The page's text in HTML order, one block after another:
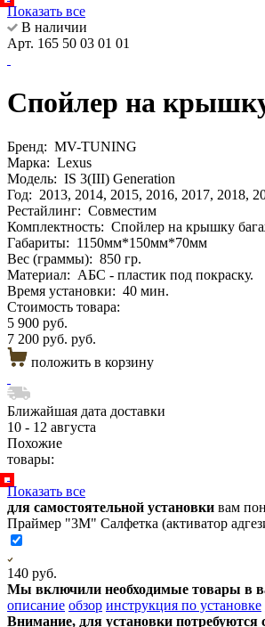
Показать все
В наличии
Арт. 165 50 03 01 01
Спойлер на
Бренд: MV-TUNING
Марка: Lexus
Модель: IS 3(III) Generation
Год: 2013, 2014, 2015, 2016, 2017, 2018,
Рестайлинг: Совместим
Комплектность: Спойлер на крышку
Габариты: 1150мм*150мм*70мм
Вес (граммы): 850 гр.
Материал: АБС - пластик под покраску.
Время установки: 40 мин.
Стоимость товара:
5 900 руб.
7 200 руб. руб.
положить в корзину
Ближайшая дата доставки
10 - 12 августа
Похожие
товары:
Показать все
для самостоятельной установки вам
Праймер "3М" Салфетка (активатор
140 руб.
Мы включили необходимые товары в
описание обзор инструкция по установке
Внимание, для установки